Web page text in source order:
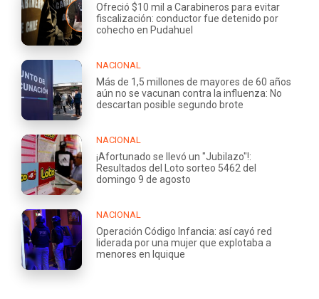
Ofreció $10 mil a Carabineros para evitar
fiscalización: conductor fue detenido por
cohecho en Pudahuel
NACIONAL
Más de 1,5 millones de mayores de 60 años
aún no se vacunan contra la influenza: No
descartan posible segundo brote
NACIONAL
¡Afortunado se llevó un "Jubilazo"!:
Resultados del Loto sorteo 5462 del
domingo 9 de agosto
NACIONAL
Operación Código Infancia: así cayó red
liderada por una mujer que explotaba a
menores en Iquique